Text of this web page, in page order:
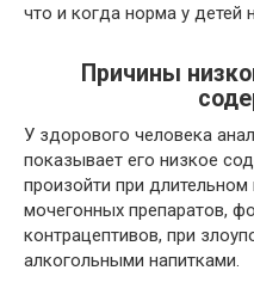
что и когда норма у детей
Причины
У здорового человека
показывает его низкое
произойти при
мочегонных препаратов,
контрацептивов, при
алкогольными напитками.